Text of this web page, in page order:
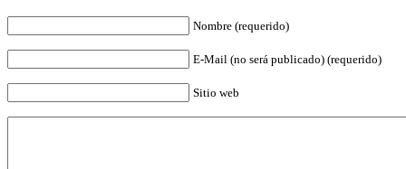
Nombre (requerido)
E-Mail (no será publicado) (requerido)
Sitio web